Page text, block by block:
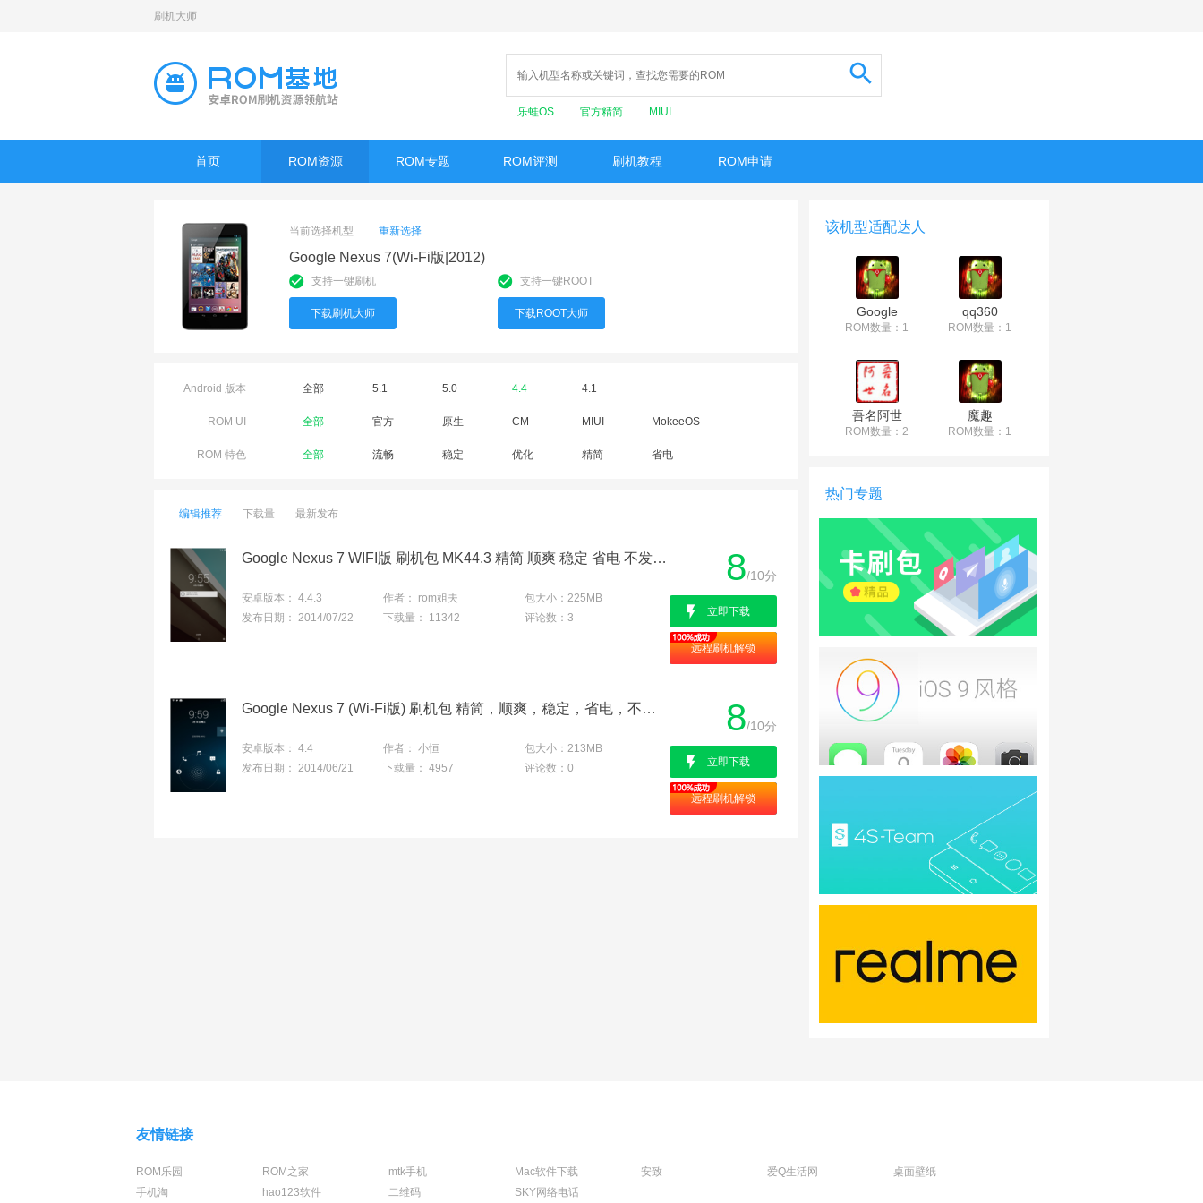
刷机大师
乐蛙OS 官方精简 MIUI
首页 ROM资源 ROM专题 ROM评测 刷机教程 ROM申请
当前选择机型 重新选择
Google Nexus 7(Wi-Fi版|2012)
支持一键刷机
下载刷机大师
支持一键ROOT
下载ROOT大师
Android 版本 全部 5.1 5.0 4.4 4.1
ROM UI 全部 官方 原生 CM MIUI MokeeOS
ROM 特色 全部 流畅 稳定 优化 精简 省电
编辑推荐 下载量 最新发布
Google Nexus 7 WIFI版 刷机包 MK44.3 精简 顺爽 稳定 省电 不发热...
安卓版本： 4.4.3 作者： rom姐夫 包大小： 225MB
发布日期： 2014/07/22 下载量： 11342 评论数： 3
8/10分
立即下载
远程刷机解锁
Google Nexus 7 (Wi-Fi版) 刷机包 精简，顺爽，稳定，省电，不发热版
安卓版本： 4.4 作者： 小恒 包大小： 213MB
发布日期： 2014/06/21 下载量： 4957 评论数： 0
8/10分
立即下载
远程刷机解锁
该机型适配达人
Google
ROM数量：1
qq360
ROM数量：1
吾名阿世
ROM数量：2
魔趣
ROM数量：1
热门专题
友情链接
ROM乐园 ROM之家 mtk手机 Mac软件下载 安致 爱Q生活网
桌面壁纸
手机淘
hao123软件 二维码 SKY网络电话